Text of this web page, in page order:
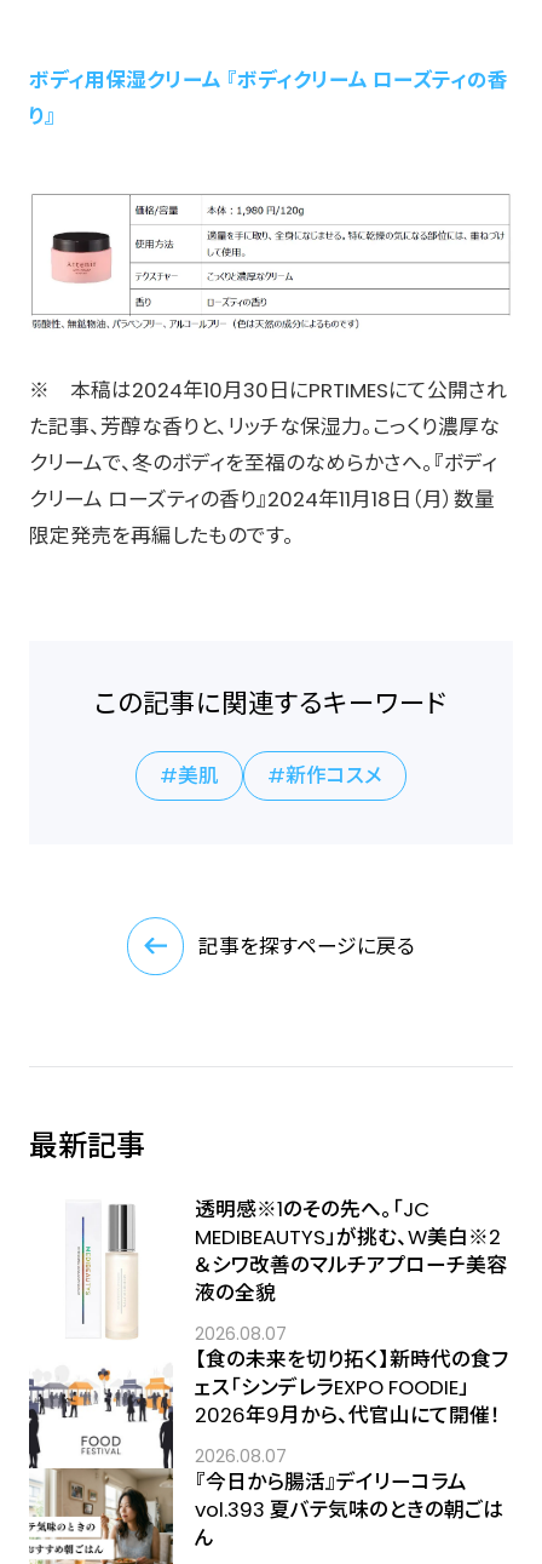
ボディ用保湿クリーム 『ボディクリーム ローズティの香
り』
※ 本稿は2024年10月30日にPRTIMESにて公開され
た記事、芳醇な香りと、リッチな保湿力。こっくり濃厚な
クリームで、冬のボディを至福のなめらかさへ。『ボディ
クリーム ローズティの香り』2024年11月18日（月）数量
限定発売を再編したものです。
この記事に関連するキーワード
美肌 新作コスメ
記事を探すページに戻る
最新記事
透明感※1のその先へ――。「JC
MEDIBEAUTYS」が挑む、W美白※2
＆シワ改善のマルチアプローチ美容
液の全貌
2026.08.07
【食の未来を切り拓く】新時代の食フ
ェス「シンデレラEXPO FOODIE」
2026年9月から、代官山にて開催！
2026.08.07
『今日から腸活』デイリーコラム
vol.393 夏バテ気味のときの朝ごは
ん